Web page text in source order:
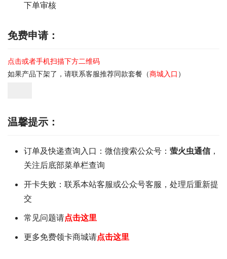
下单审核
免费申请：
点击或者手机扫描下方二维码
如果产品下架了，请联系客服推荐同款套餐（商城入口 ）
温馨提示：
订单及快递查询入口：微信搜索公众号： 萤火虫通信，
关注后底部菜单栏查询
开卡失败：联系本站客服或公众号客服，处理后重新提
交
常见问题请点击这里
更多免费领卡商城请点击这里